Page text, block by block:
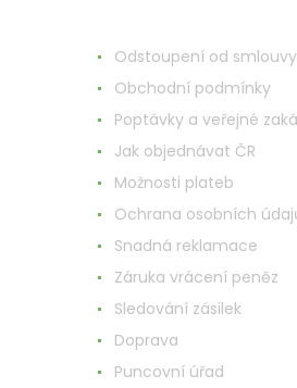
Odstoupení od smlouvy
Obchodní podmínky
Poptávky a veřejné
Jak objednávat ČR
Možnosti plateb
Ochrana osobních
Snadná reklamace
Záruka vrácení peněz
Sledování zásilek
Doprava
Puncovní úřad